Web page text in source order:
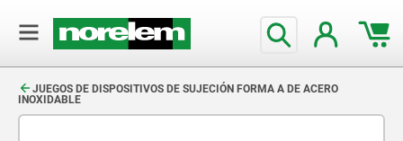
JUEGOS DE DISPOSITIVOS DE SUJECIÓN FORMA A DE ACERO
INOXIDABLE